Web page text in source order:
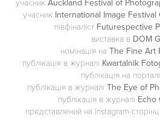
учасник International Image
півфіналіст Futurespective
виставка в DOM
номінація на The Fine Art
публікація в журналі Kwartalnik
публікація на порталі
публікація в журналі The Eye of
публікація в журналі Echo
представлений на Instagram-сторінці